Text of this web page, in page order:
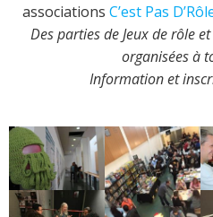
associations C’est Pas
Des parties de Jeux de rôle
organisées à
Information et